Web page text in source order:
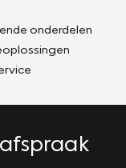
onderdelen